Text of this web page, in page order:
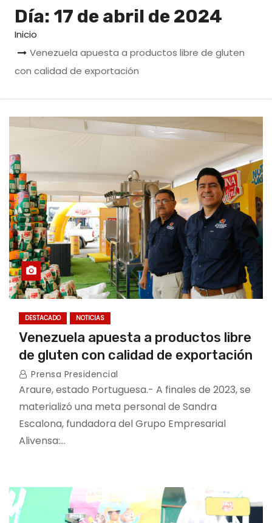
Día: 17 de abril de 2024
Inicio
Venezuela apuesta a productos libre de gluten
con calidad de exportación
DESTACADO NOTICIAS
Venezuela apuesta a productos libre
de gluten con calidad de exportación
Prensa Presidencial
Araure, estado Portuguesa.- A finales de 2023, se
materializó una meta personal de Sandra
Escalona, fundadora del Grupo Empresarial
Alivensa:…